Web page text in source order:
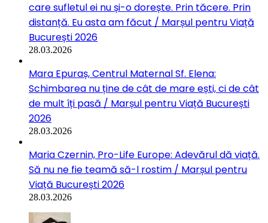
care sufletul ei nu și-o dorește. Prin tăcere. Prin
distanță. Eu asta am făcut / Marșul pentru Viață
București 2026
28.03.2026
Mara Epuraș, Centrul Maternal Sf. Elena:
Schimbarea nu ține de cât de mare ești, ci de cât
de mult îți pasă / Marșul pentru Viață București
2026
28.03.2026
Maria Czernin, Pro-Life Europe: Adevărul dă viață.
Să nu ne fie teamă să-l rostim / Marșul pentru
Viață București 2026
28.03.2026